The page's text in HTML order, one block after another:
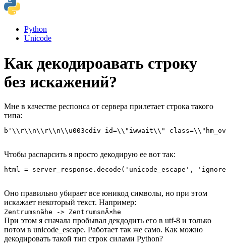
Python
Unicode
Как декодироавать строку
без искажений?
Мне в качестве респонса от сервера прилетает строка такого
типа:
b'\\r\\n\\r\\n\\u003cdiv id=\\"iwwait\\"
Чтобы распарсить я просто декодирую ее вот так:
html = server_response.decode('unicode_escape',
Оно правильно убирает все юникод символы, но при этом
искажает некоторый текст. Например:
Zentrumsnähe -> ZentrumsnÃ¤he
При этом я сначала пробывал декдодить его в utf-8 и только
потом в unicode_escape. Работает так же само. Как можно
декодировать такой тип строк силами Python?